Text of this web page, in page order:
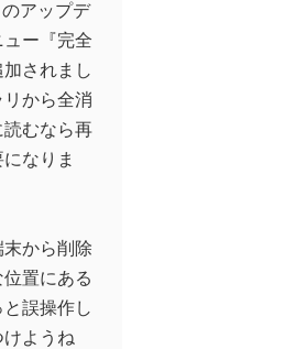
アップデ
ー『完全
されまし
から全消
むなら再
なりま
から削除
置にある
誤操作し
ようね